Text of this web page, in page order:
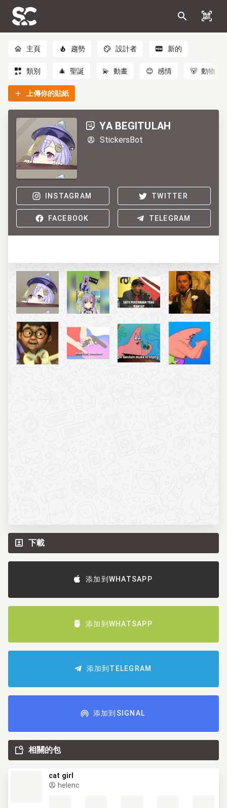
主頁 趨勢 設計者 新的
類別 🎄 聖誕 💫 動畫 😊 感情 🐻 動物
上傳你的貼紙
YA BEGITULAH
StickersBot
INSTAGRAM TWITTER
FACEBOOK TELEGRAM
下載
添加到WHATSAPP
添加到WHATSAPP
添加到TELEGRAM
添加到SIGNAL
相關的包
cat girl
helenc